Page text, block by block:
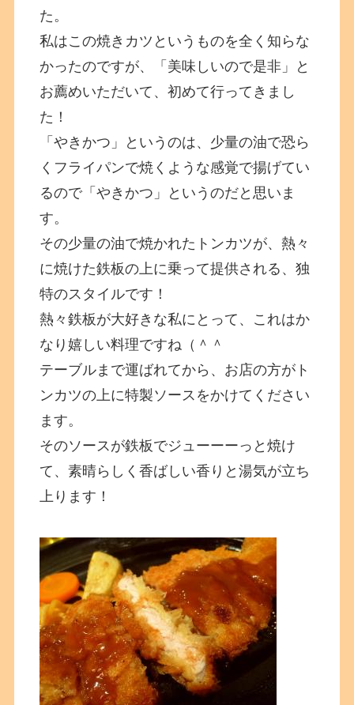
た。
私はこの焼きカツというものを全く知らな
かったのですが、「美味しいので是非」と
お薦めいただいて、初めて行ってきまし
た！
「やきかつ」というのは、少量の油で恐ら
くフライパンで焼くような感覚で揚げてい
るので「やきかつ」というのだと思いま
す。
その少量の油で焼かれたトンカツが、熱々
に焼けた鉄板の上に乗って提供される、独
特のスタイルです！
熱々鉄板が大好きな私にとって、これはか
なり嬉しい料理ですね（＾＾
テーブルまで運ばれてから、お店の方がト
ンカツの上に特製ソースをかけてください
ます。
そのソースが鉄板でジューーーっと焼け
て、素晴らしく香ばしい香りと湯気が立ち
上ります！